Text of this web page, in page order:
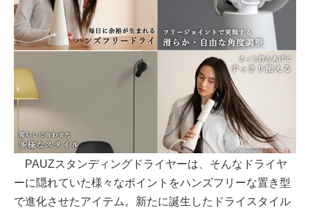
PAUZスタンディングドライヤーは、そんなドライヤ
ーに隠れていた様々なポイントをハンズフリーな置き型
で進化させたアイテム。新たに誕生したドライスタイル